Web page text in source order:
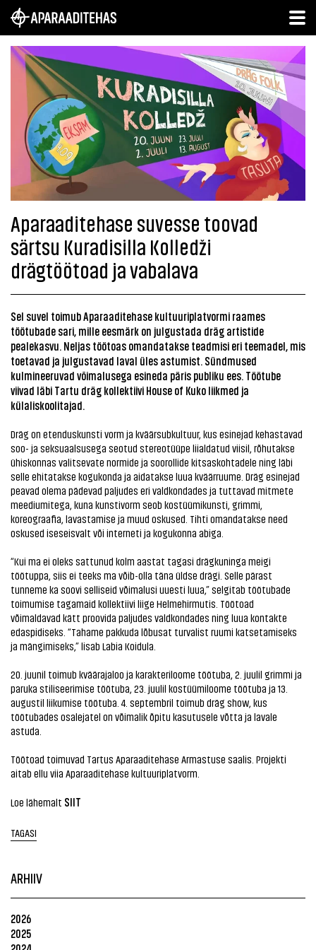
Aparaaditehase suvesse toovad
särtsu Kuradisilla Kolledži
drägtöötoad ja vabalava
Sel suvel toimub Aparaaditehase kultuuriplatvormi raames
töötubade sari, mille eesmärk on julgustada dräg artistide
pealekasvu. Neljas töötoas omandatakse teadmisi eri teemadel, mis
toetavad ja julgustavad laval üles astumist. Sündmused
kulmineeruvad võimalusega esineda päris publiku ees. Töötube
viivad läbi Tartu dräg kollektiivi House of Kuko liikmed ja
külaliskoolitajad.
Dräg on etenduskunsti vorm ja kväärsubkultuur, kus esinejad kehastavad
soo- ja seksuaalsusega seotud stereotüüpe liialdatud viisil, rõhutakse
ühiskonnas valitsevate normide ja soorollide kitsaskohtadele ning läbi
selle ehitatakse kogukonda ja aidatakse luua kväärruume. Dräg esinejad
peavad olema pädevad paljudes eri valdkondades ja tuttavad mitmete
meediumitega, kuna kunstivorm seob kostüümikunsti, grimmi,
koreograafia, lavastamise ja muud oskused. Tihti omandatakse need
oskused iseseisvalt või interneti ja kogukonna abiga.
“Kui ma ei oleks sattunud kolm aastat tagasi drägkuninga meigi
töötuppa, siis ei teeks ma võib-olla täna üldse drägi. Selle pärast
tunneme ka soovi selliseid võimalusi uuesti luua,” selgitab töötubade
toimumise tagamaid kollektiivi liige Helmehirmutis. Töötoad
võimaldavad kätt proovida paljudes valdkondades ning luua kontakte
edaspidiseks. “Tahame pakkuda lõbusat turvalist ruumi katsetamiseks
ja mängimiseks,” lisab Labia Koidula.
20. juunil toimub kväärajaloo ja karakteriloome töötuba, 2. juulil grimmi ja
paruka stiliseerimise töötuba, 23. juulil kostüümiloome töötuba ja 13.
augustil liikumise töötuba. 4. septembril toimub dräg show, kus
töötubades osalejatel on võimalik õpitu kasutusele võtta ja lavale
astuda.
Töötoad toimuvad Tartus Aparaaditehase Armastuse saalis. Projekti
aitab ellu viia Aparaaditehase kultuuriplatvorm.
Loe lähemalt SIIT
TAGASI
ARHIIV
2026
2025